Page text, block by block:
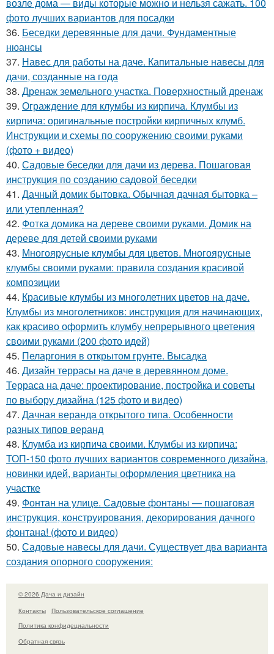
возле дома — виды которые можно и нельзя сажать. 100
фото лучших вариантов для посадки
36. Беседки деревянные для дачи. Фундаментные
нюансы
37. Навес для работы на даче. Капитальные навесы для
дачи, созданные на года
38. Дренаж земельного участка. Поверхностный дренаж
39. Ограждение для клумбы из кирпича. Клумбы из
кирпича: оригинальные постройки кирпичных клумб.
Инструкции и схемы по сооружению своими руками
(фото + видео)
40. Садовые беседки для дачи из дерева. Пошаговая
инструкция по созданию садовой беседки
41. Дачный домик бытовка. Обычная дачная бытовка –
или утепленная?
42. Фотка домика на дереве своими руками. Домик на
дереве для детей своими руками
43. Многоярусные клумбы для цветов. Многоярусные
клумбы своими руками: правила создания красивой
композиции
44. Красивые клумбы из многолетних цветов на даче.
Клумбы из многолетников: инструкция для начинающих,
как красиво оформить клумбу непрерывного цветения
своими руками (200 фото идей)
45. Пеларгония в открытом грунте. Высадка
46. Дизайн террасы на даче в деревянном доме.
Терраса на даче: проектирование, постройка и советы
по выбору дизайна (125 фото и видео)
47. Дачная веранда открытого типа. Особенности
разных типов веранд
48. Клумба из кирпича своими. Клумбы из кирпича:
ТОП-150 фото лучших вариантов современного дизайна,
новинки идей, варианты оформления цветника на
участке
49. Фонтан на улице. Садовые фонтаны — пошаговая
инструкция, конструирования, декорирования дачного
фонтана! (фото и видео)
50. Садовые навесы для дачи. Существует два варианта
создания опорного сооружения:
© 2026 Дача и дизайн
Контакты
Пользовательское соглашение
Политика конфидециальности
Обратная связь